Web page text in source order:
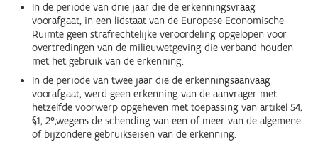
In de periode van drie jaar die de erkenningsvraag
voorafgaat, in een lidstaat van de Europese Economische
Ruimte geen strafrechtelijke veroordeling opgelopen voor
overtredingen van de milieuwetgeving die verband houden
met het gebruik van de erkenning.
In de periode van twee jaar die de erkenningsaanvaag
voorafgaat, werd geen erkenning van de aanvrager met
hetzelfde voorwerp opgeheven met toepassing van artikel 54,
§1, 2°,wegens de schending van een of meer van de algemene
of bijzondere gebruikseisen van de erkenning.